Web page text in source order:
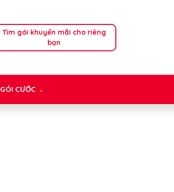
Tìm gói khuyến mãi cho riêng
bạn
GÓI CƯỚC